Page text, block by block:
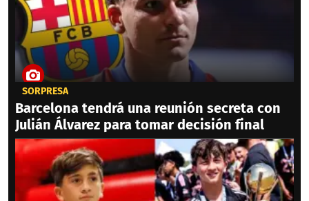
SORPRESA
Barcelona tendrá una reunión secreta con
Julián Álvarez para tomar decisión final